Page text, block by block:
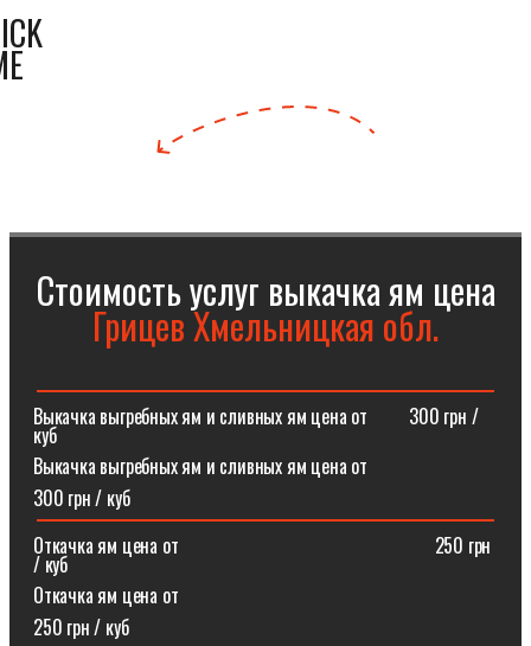
Стоимость услуг выкачка ям цена
Грицев Хмельницкая обл.
Выкачка выгребных ям и сливных ям цена от⠀⠀⠀300 грн /
куб
Выкачка выгребных ям и сливных ям цена от
300 грн / куб
Откачка ям цена от ⠀⠀⠀⠀⠀⠀⠀⠀⠀⠀⠀⠀⠀⠀⠀⠀⠀⠀250 грн
/ куб
Откачка ям цена от
250 грн / куб